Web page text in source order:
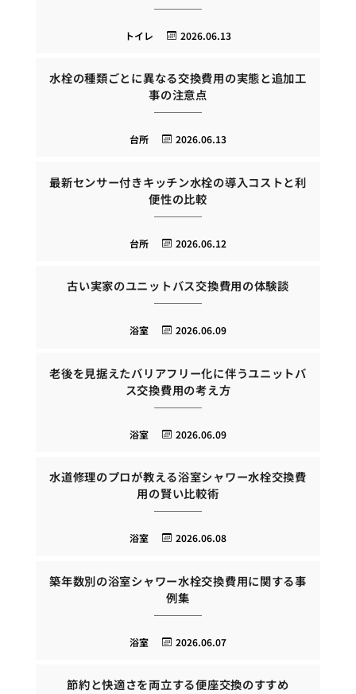
2026.06.13
トイレ
水栓の種類ごとに異なる交換費用の実態と追加工
事の注意点
2026.06.13
台所
最新センサー付きキッチン水栓の導入コストと利
便性の比較
2026.06.12
台所
古い実家のユニットバス交換費用の体験談
2026.06.09
浴室
老後を見据えたバリアフリー化に伴うユニットバ
ス交換費用の考え方
2026.06.09
浴室
水道修理のプロが教える浴室シャワー水栓交換費
用の賢い比較術
2026.06.08
浴室
築年数別の浴室シャワー水栓交換費用に関する事
例集
2026.06.07
浴室
節約と快適さを両立する便座交換のすすめ